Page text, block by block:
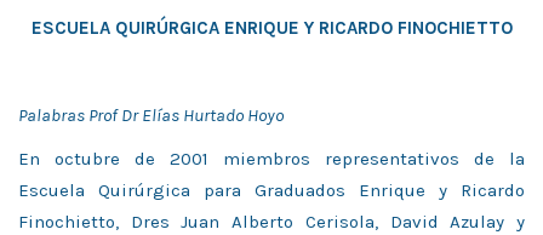
ESCUELA QUIRÚRGICA ENRIQUE Y RICARDO FINOCHIETTO
Palabras Prof Dr Elías Hurtado Hoyo
En octubre de 2001 miembros representativos de la
Escuela Quirúrgica para Graduados Enrique y Ricardo
Finochietto, Dres Juan Alberto Cerisola, David Azulay y